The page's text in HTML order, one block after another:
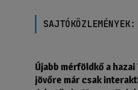
SAJTÓKÖZLEMÉNYEK:
Újabb mérföldkő a
jövőre már csak